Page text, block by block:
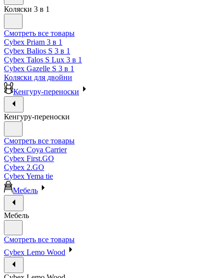
Коляски 3 в 1
Смотреть все товары
Cybex Priam 3 в 1
Cybex Balios S 3 в 1
Cybex Talos S Lux 3 в 1
Cybex Gazelle S 3 в 1
Коляски для двойни
Кенгуру-переноски
Кенгуру-переноски
Смотреть все товары
Cybex Coya Carrier
Cybex First.GO
Cybex 2.GO
Cybex Yema tie
Мебель
Мебель
Смотреть все товары
Cybex Lemo Wood